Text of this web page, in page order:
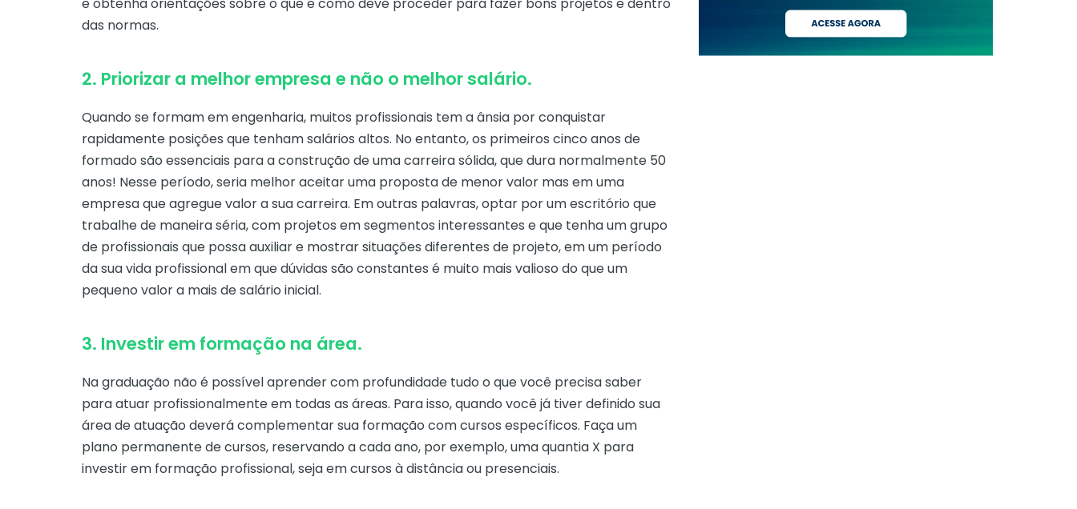
e obtenha orientações sobre o que e como deve proceder para fazer bons projetos e dentro
das normas.
2. Priorizar a melhor empresa e não o melhor salário.
Quando se formam em engenharia, muitos profissionais tem a ânsia por conquistar
rapidamente posições que tenham salários altos. No entanto, os primeiros cinco anos de
formado são essenciais para a construção de uma carreira sólida, que dura normalmente 50
anos! Nesse período, seria melhor aceitar uma proposta de menor valor mas em uma
empresa que agregue valor a sua carreira. Em outras palavras, optar por um escritório que
trabalhe de maneira séria, com projetos em segmentos interessantes e que tenha um grupo
de profissionais que possa auxiliar e mostrar situações diferentes de projeto, em um período
da sua vida profissional em que dúvidas são constantes é muito mais valioso do que um
pequeno valor a mais de salário inicial.
3. Investir em formação na área.
Na graduação não é possível aprender com profundidade tudo o que você precisa saber
para atuar profissionalmente em todas as áreas. Para isso, quando você já tiver definido sua
área de atuação deverá complementar sua formação com cursos específicos. Faça um
plano permanente de cursos, reservando a cada ano, por exemplo, uma quantia X para
investir em formação profissional, seja em cursos à distância ou presenciais.